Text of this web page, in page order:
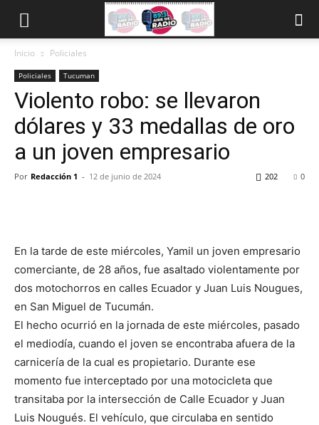
Inicio Policiales
Policiales Tucuman
Violento robo: se llevaron
dólares y 33 medallas de oro
a un joven empresario
Por Redacción 1 - 12 de junio de 2024 0
202
En la tarde de este miércoles, Yamil un joven empresario
comerciante, de 28 años, fue asaltado violentamente por
dos motochorros en calles Ecuador y Juan Luis Nougues,
en San Miguel de Tucumán.
El hecho ocurrió en la jornada de este miércoles, pasado
el mediodía, cuando el joven se encontraba afuera de la
carnicería de la cual es propietario. Durante ese
momento fue interceptado por una motocicleta que
transitaba por la intersección de Calle Ecuador y Juan
Luis Nougués. El vehículo, que circulaba en sentido